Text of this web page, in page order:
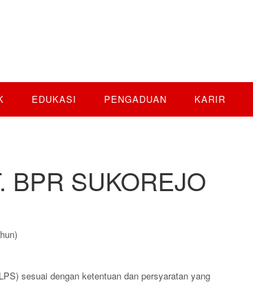
EDUKASI PENGADUAN KARIR
BPR SUKOREJO
sesuai dengan ketentuan dan persyaratan yang